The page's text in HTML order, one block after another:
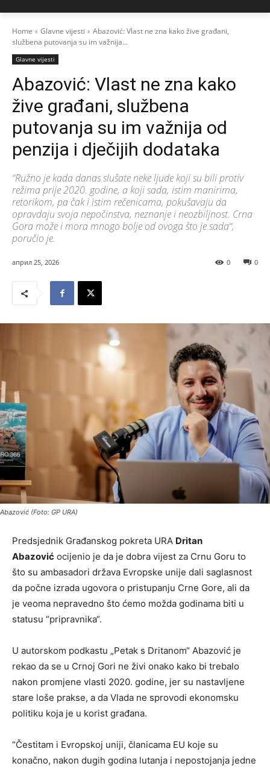
Home Glavne vijesti
Abazović: Vlast ne zna kako žive građani,
službena putovanja su im važnija...
Glavne vijesti
Abazović: Vlast ne zna kako
žive građani, službena
putovanja su im važnija od
penzija i dječijih dodataka
“Ružno je kada danas slušate neke ljude koji su bili protiv
režima prije 2020. godine, a koji sada, istim manirima,
retorikom, pa čak i istim rečenicama, pokušavaju da
opravdaju svoja nepočinstva, neznanje i neozbiljnost. Crna
Gora može i mora mnogo bolje od ovoga što je sada“,
poručio je.
април 25, 2026 0
0
Abazović (Foto: GP URA)
Predsjednik Građanskog pokreta URA Dritan
Abazović ocijenio je da je dobra vijest za Crnu Goru to
što su ambasadori država Evropske unije dali saglasnost
da počne izrada ugovora o pristupanju Crne Gore, ali da
je veoma nepravedno što ćemo možda godinama biti u
statusu “pripravnika“.
U autorskom podkastu „Petak s Dritanom“ Abazović je
rekao da se u Crnoj Gori ne živi onako kako bi trebalo
nakon promjene vlasti 2020. godine, jer su nastavljene
stare loše prakse, a da Vlada ne sprovodi ekonomsku
politiku koja je u korist građana.
“Čestitam i Evropskoj uniji, članicama EU koje su
konačno, nakon dugih godina lutanja i nepostojanja jedne